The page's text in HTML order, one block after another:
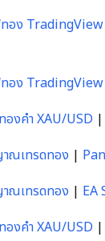
อง TradingView
อง TradingView
องคำ XAU/USD |
ณเทรดทอง |
ณเทรดทอง | EA
องคำ XAU/USD |